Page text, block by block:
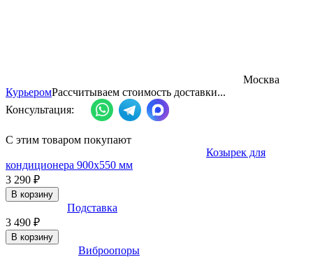
Москва
КурьеромРассчитываем стоимость доставки...
Консультация:
С этим товаром покупают
Козырек для
кондиционера 900x550 мм
3 290 ₽
В корзину
Подставка
3 490 ₽
В корзину
Виброопоры